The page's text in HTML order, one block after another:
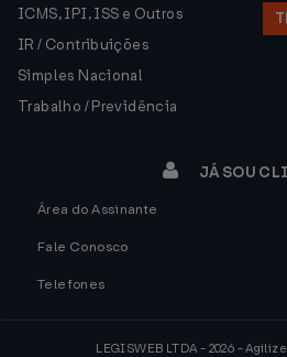
ICMS, IPI, ISS e Outros
IR / Contribuições
Simples Nacional
Trabalho / Previdência
JÁ SOU
Área do Assinante
Fale Conosco
Telefones
LEGISWEB LTDA - 2026 -